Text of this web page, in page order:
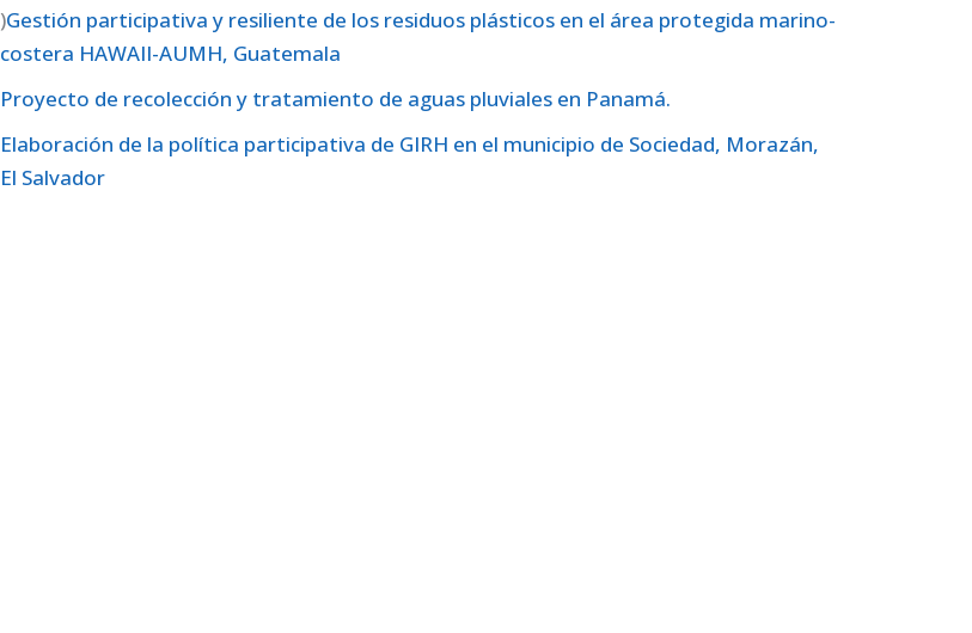
)Gestión participativa y resiliente de los residuos plásticos en el área protegida marino-
costera HAWAII-AUMH, Guatemala
Proyecto de recolección y tratamiento de aguas pluviales en Panamá.
Elaboración de la política participativa de GIRH en el municipio de Sociedad, Morazán,
El Salvador